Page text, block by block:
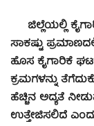
ಜಿಲ್ಲೆಯಲ್ಲಿ
ಸಾಕಷ್ಟು
ಹೊಸ ಕೈಗಾರಿಕೆ
ಕ್ರಮಗಳನ್ನು
ಹೆಚ್ಚಿನ ಅದ್ಯತೆ
ಉತ್ತೇಜಿಸಲಿದೆ